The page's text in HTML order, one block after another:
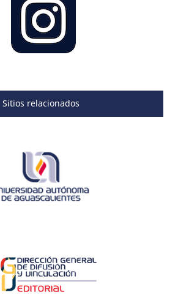
Sitios relacionados